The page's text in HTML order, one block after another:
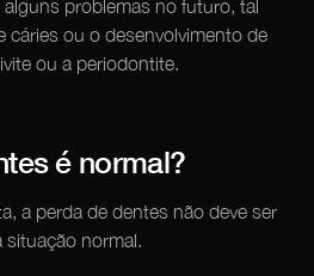
problemas no futuro, tal
cáries ou o desenvolvimento de
ou a periodontite.
é normal?
a perda de dentes não deve ser
situação normal.